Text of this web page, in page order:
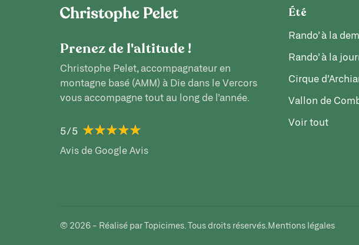
Prenez de l'altitude !
Christophe Pelet, accompagnateur en
montagne basé (AMM) à Die dans le Vercors
vous accompagne tout au long de l’année.
5/5
Avis de Google Avis
Été
Rando’ à la
Rando’ à la
Cirque
Vallon de
Voir tout
© 2026 - Réalisé par Topicimes. Tous droits réservés. Mentions légales